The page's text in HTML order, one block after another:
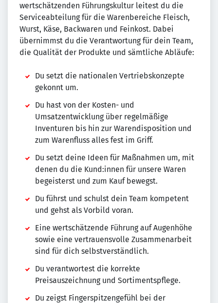
wertschätzenden Führungskultur leitest du die
Serviceabteilung für die Warenbereiche Fleisch,
Wurst, Käse, Backwaren und Feinkost. Dabei
übernimmst du die Verantwortung für dein Team,
die Qualität der Produkte und sämtliche Abläufe:
Du setzt die nationalen Vertriebskonzepte
gekonnt um.
Du hast von der Kosten- und
Umsatzentwicklung über regelmäßige
Inventuren bis hin zur Warendisposition und
zum Warenfluss alles fest im Griff.
Du setzt deine Ideen für Maßnahmen um, mit
denen du die Kund:innen für unsere Waren
begeisterst und zum Kauf bewegst.
Du führst und schulst dein Team kompetent
und gehst als Vorbild voran.
Eine wertschätzende Führung auf Augenhöhe
sowie eine vertrauensvolle Zusammenarbeit
sind für dich selbstverständlich.
Du verantwortest die korrekte
Preisauszeichnung und Sortimentspflege.
Du zeigst Fingerspitzengefühl bei der